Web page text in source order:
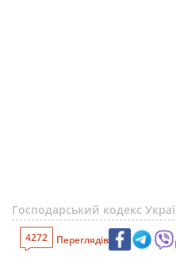
Господарський кодекс
4272 Переглядів